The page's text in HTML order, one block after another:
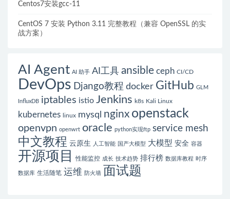
Centos7安装gcc-11
CentOS 7 安装 Python 3.11 完整教程（兼容 OpenSSL 的实
战方案）
AI Agent AI 助手 AI工具 ansible ceph CI/CD
DevOps Django教程 docker GitHub GLM
InfluxDB iptables istio Jenkins k8s Kali Linux
kubernetes linux mysql nginx openstack
openvpn openwrt oracle python实现ftp service mesh
中文教程 云原生 人工智能 国产大模型 大模型 安全 容器
开源项目 性能监控 成长 技术趋势 排行榜 数据库教程 时序
数据库 生活随笔 运维 防火墙 面试题